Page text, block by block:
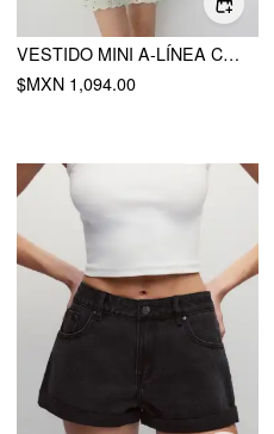
VESTIDO MINI A-LÍNEA CON CUELLO CUADRADO Y VOLANTES
$MXN 1,094.00